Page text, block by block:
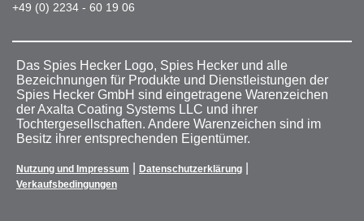
+49 (0) 2234 - 60 19 06
Das Spies Hecker Logo, Spies Hecker und alle
Bezeichnungen für Produkte und Dienstleistungen der
Spies Hecker GmbH sind eingetragene Warenzeichen
der Axalta Coating Systems LLC und ihrer
Tochtergesellschaften. Andere Warenzeichen sind im
Besitz ihrer entsprechenden Eigentümer.
Nutzung und Impressum Datenschutzerklärung
Verkaufsbedingungen